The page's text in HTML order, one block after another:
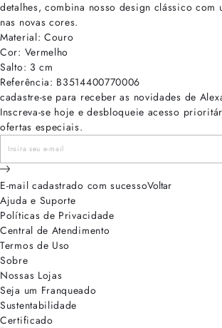
detalhes, combina nosso design clássico com
nas novas cores.
Material: Couro
Cor: Vermelho
Salto: 3 cm
Referência: B3514400770006
cadastre-se para receber as novidades de
Inscreva-se hoje e desbloqueie acesso
ofertas especiais.
E-mail cadastrado com sucessoVoltar
Ajuda e Suporte
Políticas de Privacidade
Central de Atendimento
Termos de Uso
Sobre
Nossas Lojas
Seja um Franqueado
Sustentabilidade
Certificado